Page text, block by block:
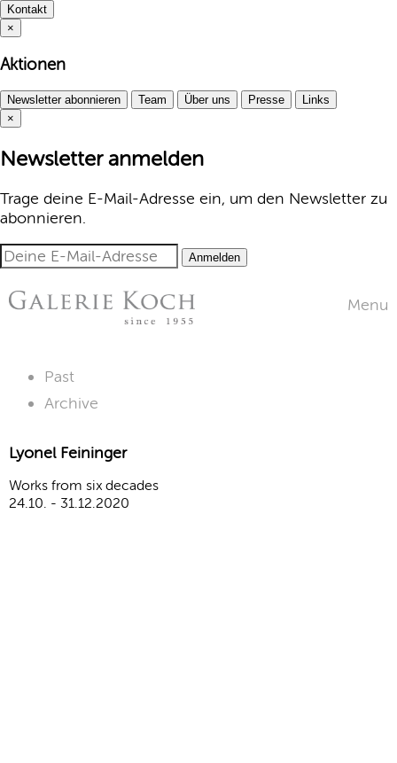
Kontakt
×
Aktionen
Newsletter abonnieren Team Über uns Presse
Links
×
Newsletter anmelden
Trage deine E-Mail-Adresse ein, um den Newsletter zu
abonnieren.
Anmelden
Menu
Past
Archive
Lyonel Feininger
Works from six decades
24.10. - 31.12.2020